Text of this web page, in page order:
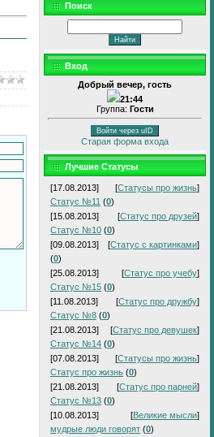
Поиск
Вход
Добрый вечер, гость
21:44
Группа: Гости
Войти через uID
Старая форма входа
Лучшие Статусы
[17.08.2013] [Статусы про жизнь]
Статус №11 (0)
[15.08.2013]
[Статус про друзей]
Статус №10 (0)
[09.08.2013]
[Статус с картинками]
(0)
[25.08.2013]
[Статус про учебу]
Статус №15 (0)
[11.08.2013]
[Статус про дружбу]
Статус №8 (0)
[21.08.2013]
[Статус про девушек]
Статус №14 (0)
[07.08.2013]
[Статусы про жизнь]
Статус про жизнь (0)
[21.08.2013]
[Статус про парней]
Статус №13 (0)
[10.08.2013]
[Великие мысли]
мудрые люди говорят (0)